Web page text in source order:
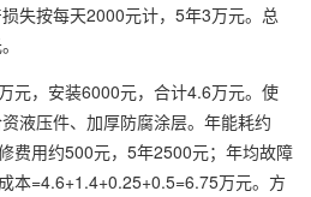
失按每天2000元计，5年3万元。总
元，安装6000元，合计4.6万元。使
液压件、加厚防腐涂层。年能耗约
费用约500元，5年2500元；年均故障
本=4.6+1.4+0.25+0.5=6.75万元。方